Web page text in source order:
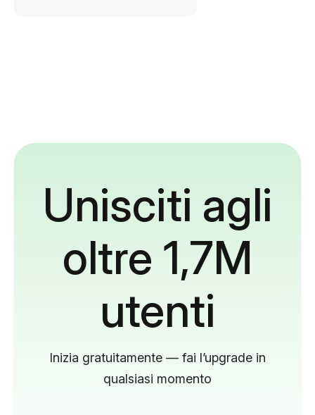
Unisciti agli
oltre 1,7M
utenti
Inizia gratuitamente — fai l’upgrade in
qualsiasi momento